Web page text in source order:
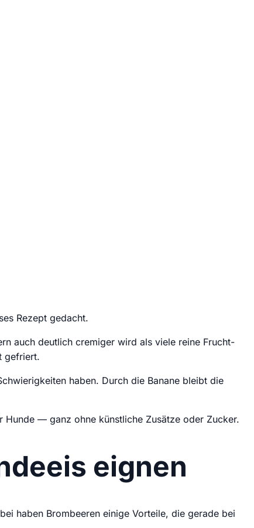
Rezept gedacht.
auch deutlich cremiger wird als viele reine Frucht-
gefriert.
haben. Durch die Banane bleibt die
Hunde — ganz ohne künstliche Zusätze oder Zucker.
eignen
haben Brombeeren einige Vorteile, die gerade bei